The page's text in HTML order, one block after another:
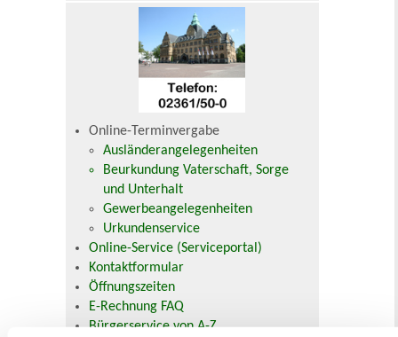
Online-Terminvergabe
Ausländerangelegenheiten
Beurkundung Vaterschaft, Sorge
und Unterhalt
Gewerbeangelegenheiten
Urkundenservice
Online-Service (Serviceportal)
Kontaktformular
Öffnungszeiten
E-Rechnung FAQ
Bürgerservice von A-Z